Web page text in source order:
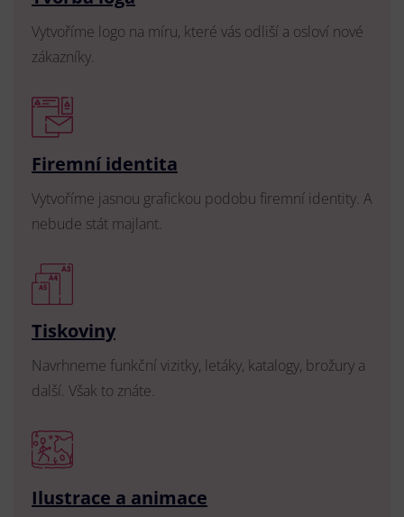
Vytvoříme logo na míru, které vás odliší a osloví nové
zákazníky.
Firemní identita
Vytvoříme jasnou grafickou podobu firemní identity. A
nebude stát majlant.
Tiskoviny
Navrhneme funkční vizitky, letáky, katalogy, brožury a
další. Však to znáte.
Ilustrace a animace